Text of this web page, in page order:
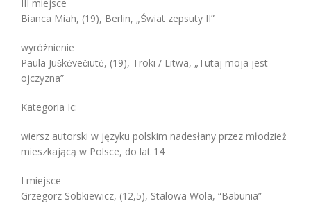
III miejsce
Bianca Miah, (19), Berlin, „Świat zepsuty II”
wyróżnienie
Paula Juškėvečiūtė, (19), Troki / Litwa, „Tutaj moja jest
ojczyzna”
Kategoria Ic:
wiersz autorski w języku polskim nadesłany przez młodzież
mieszkającą w Polsce, do lat 14
I miejsce
Grzegorz Sobkiewicz, (12,5), Stalowa Wola, “Babunia”